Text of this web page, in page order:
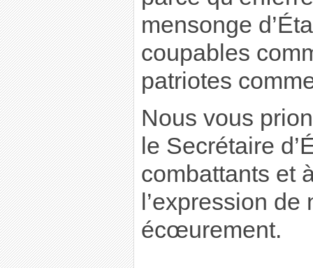
mensonge
coupables
patriotes
Nous vous
le Secrétaire
combattants et
l’expression
écœurement.